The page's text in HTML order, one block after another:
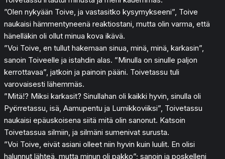
”Olen nykyään Toive, ja vastasitko kysymykseeni”, Toive
naukaisi hämmentyneenä reaktiostani, mutta olin varma, että
hänelläkin oli ollut minua kova ikävä.
”Voi Toive, en tullut hakemaan sinua, minä, minä, karkasin”,
sanoin Toiveelle ja istahdin alas. ”Minulla on sinulle paljon
kerrottavaa”, jatkoin ja painoin pääni. Toivetassu tuli
varovaisesti lähemmäs.
”Mitä!? Miksi karkasit? Sinullahan oli kaikki hyvin, sinulla oli
Pyörretassu, isä, Aamupentu ja Lumikkoviiksi”, Toivetassu
naukaisi epäuskoisena siitä mitä olin sanonut. Katsoin
Toivetassua silmiin, ja silmäni sumenivat surusta.
”Voi Toive, eivät asiani olleet niin hyvin kuin luulit. En olisi
halunnut lähteä, mutta minun oli pakko”; sanoin ja poskelleni